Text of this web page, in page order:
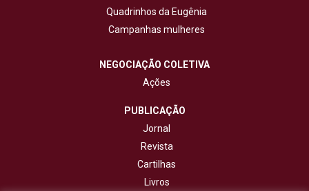
Quadrinhos da Eugênia
Campanhas mulheres
NEGOCIAÇÃO COLETIVA
Ações
PUBLICAÇÃO
Jornal
Revista
Cartilhas
Livros